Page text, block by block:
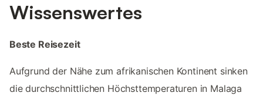
Wissenswertes
Beste Reisezeit
Aufgrund der Nähe zum afrikanischen Kontinent sinken
die durchschnittlichen Höchsttemperaturen in Malaga